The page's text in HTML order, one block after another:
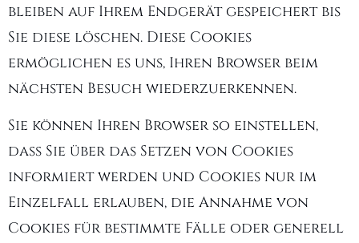
bleiben auf Ihrem Endgerät gespeichert bis
Sie diese löschen. Diese Cookies
ermöglichen es uns, Ihren Browser beim
nächsten Besuch wiederzuerkennen.
Sie können Ihren Browser so einstellen,
dass Sie über das Setzen von Cookies
informiert werden und Cookies nur im
Einzelfall erlauben, die Annahme von
Cookies für bestimmte Fälle oder generell